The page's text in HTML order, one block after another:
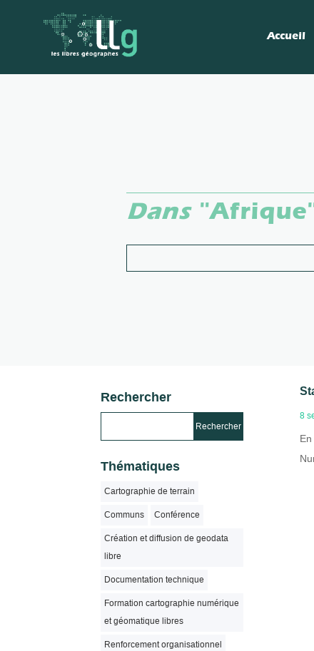
Accueil
Dans
Rechercher
Thématiques
Cartographie de terrain
Communs Conférence
Création et diffusion de geodata
libre
Documentation technique
Formation cartographie numérique
et géomatique libres
Renforcement organisationnel
8